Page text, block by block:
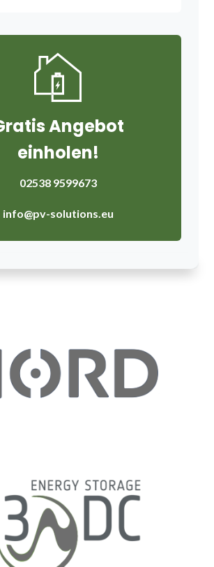
Angebot
einholen!
02538 9599673
info@pv-solutions.eu